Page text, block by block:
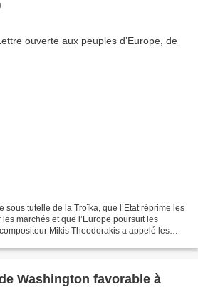
sous tutelle de la Troïka, que l’Etat réprime les
marchés et que l’Europe poursuit les
Mikis Theodorakis a appelé les
Washington favorable à